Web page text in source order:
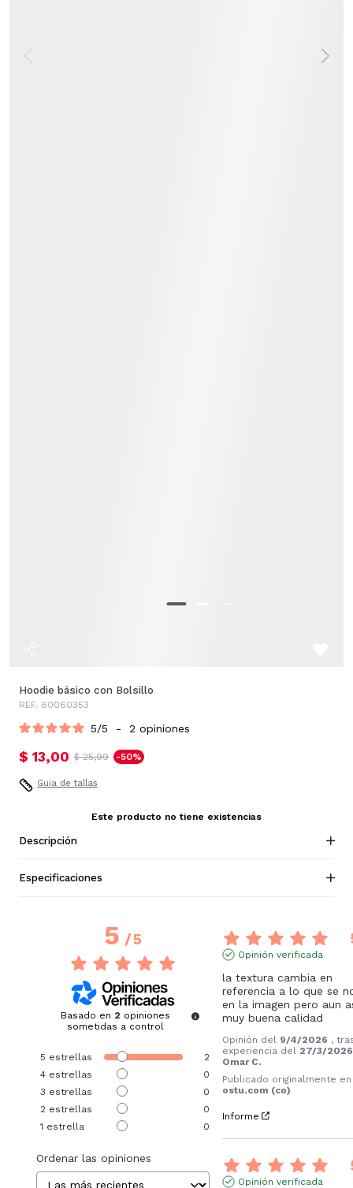
Hoodie básico con Bolsillo
REF. 60060353
5/5 - 2 opiniones
$ 13,00 $ 25,99 -50%
Guia de tallas
Este producto no tiene existencias
Descripción
Especificaciones
5/5
Basado en 2 opiniones
sometidas a control
5 estrellas
2
4 estrellas
0
3 estrellas
0
2 estrellas
0
1 estrella 0
Ordenar las opiniones
Opinión verificada
la textura cambia en
referencia a lo que se
en la imagen pero aun
muy buena calidad
Opinión del 9/4/2026 ,
experiencia del 27/3/2026
Omar C.
Publicado originalmente en
ostu.com (co)
Informe
Opinión verificada